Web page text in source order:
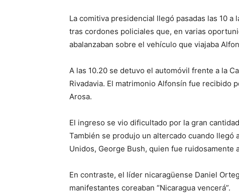
La comitiva presidencial llegó pasadas las 10
tras cordones policiales que, en varias
abalanzaban sobre el vehículo que viajaba
A las 10.20 se detuvo el automóvil frente a la
Rivadavia. El matrimonio Alfonsín fue recibido
Arosa.
El ingreso se vio dificultado por la gran
También se produjo un altercado cuando llegó
Unidos, George Bush, quien fue ruidosamente
En contraste, el líder nicaragüense Daniel
manifestantes coreaban “Nicaragua vencerá”.